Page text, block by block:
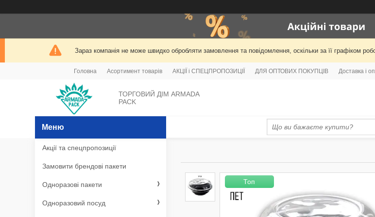
Зараз компанія не може швидко обробляти замовлення та повідомлення, оскільки за її графіком
Головна Асортимент товарів АКЦІЇ і СПЕЦПРОПОЗИЦІЇ ДЛЯ ОПТОВИХ ПОКУПЦІВ Доставка і
ТОРГОВИЙ ДІМ ARMADA
PACK
Топ
Акції та спецпропозиції
Замовити брендові пакети
Одноразові пакети
Одноразовий посуд